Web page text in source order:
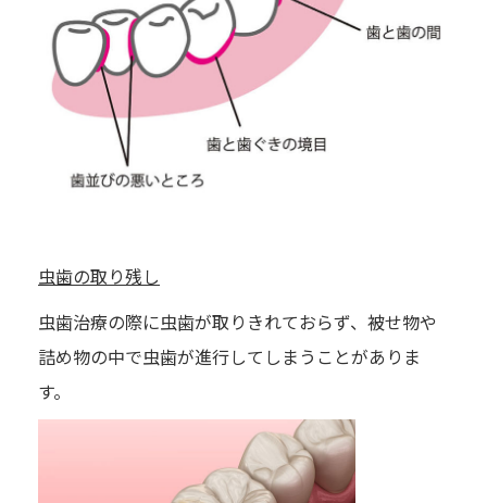
虫歯の取り残し
虫歯治療の際に虫歯が取りきれておらず、被せ物や
詰め物の中で虫歯が進行してしまうことがありま
す。